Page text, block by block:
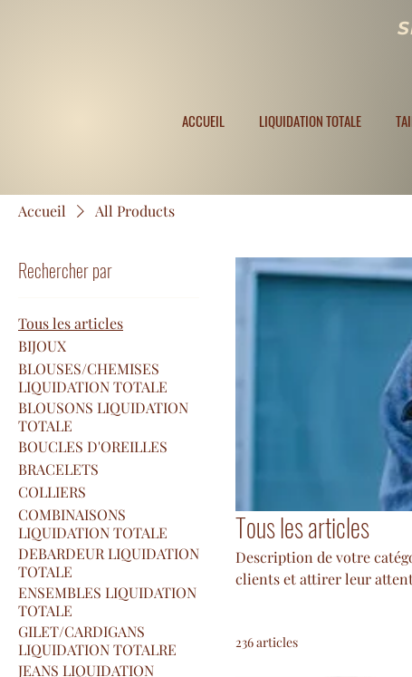
ACCUEIL LIQUIDATION TOTALE
Accueil All Products
Rechercher par
Tous les articles
BIJOUX
BLOUSES/CHEMISES
LIQUIDATION TOTALE
BLOUSONS LIQUIDATION
TOTALE
BOUCLES D'OREILLES
BRACELETS
COLLIERS
COMBINAISONS
LIQUIDATION TOTALE
DEBARDEUR LIQUIDATION
TOTALE
ENSEMBLES LIQUIDATION
TOTALE
GILET/CARDIGANS
LIQUIDATION TOTALRE
JEANS LIQUIDATION
Tous les articles
Description de votre
clients et attirer leur
236 articles